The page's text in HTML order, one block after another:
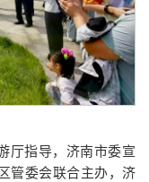
厅指导，济南市委宣
管委会联合主办，济